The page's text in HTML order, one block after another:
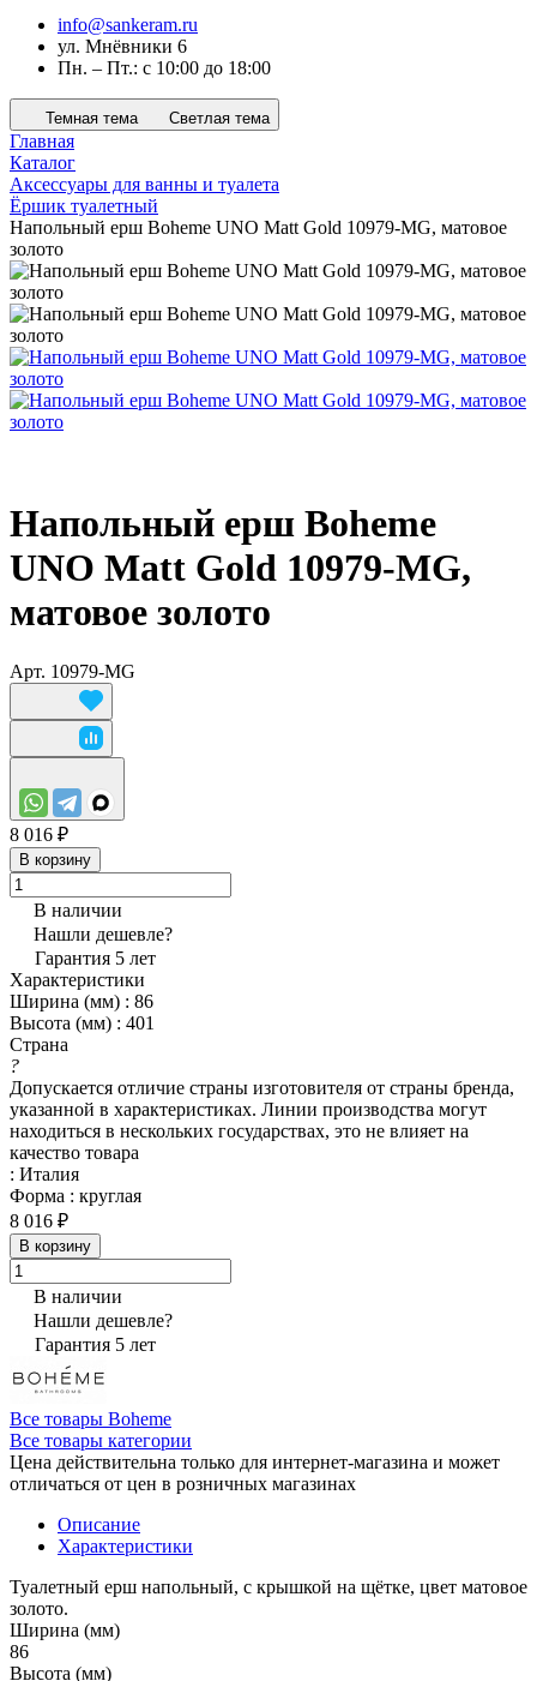
info@sankeram.ru
ул. Мнёвники 6
Пн. – Пт.: с 10:00 до 18:00
Темная тема Светлая тема
Главная
Каталог
Аксессуары для ванны и туалета
Ёршик туалетный
Напольный ерш Boheme UNO Matt Gold 10979-MG, матовое
золото
Напольный ерш Boheme
UNO Matt Gold 10979-MG,
матовое золото
Арт. 10979-MG
8 016 ₽
В корзину
В наличии
Нашли дешевле?
Гарантия 5 лет
Характеристики
Ширина (мм) : 86
Высота (мм) : 401
Страна
?
Допускается отличие страны изготовителя от страны бренда,
указанной в характеристиках. Линии производства могут
находиться в нескольких государствах, это не влияет на
качество товара
: Италия
Форма : круглая
8 016 ₽
В корзину
В наличии
Нашли дешевле?
Гарантия 5 лет
Все товары Boheme
Все товары категории
Цена действительна только для интернет-магазина и может
отличаться от цен в розничных магазинах
Описание
Характеристики
Туалетный ерш напольный, с крышкой на щётке, цвет матовое
золото.
Ширина (мм)
86
Высота (мм)